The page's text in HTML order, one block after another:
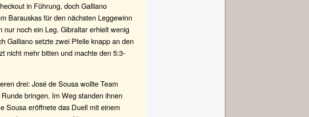
in Führung, doch Galliano
Barauskas für den nächsten Leggewinn
noch ein Leg. Gibraltar erhielt wenig
Galliano setzte zwei Pfeile knapp an den
nicht mehr bitten und machte den 5:3-
drei: José de Sousa wollte Team
bringen. Im Weg standen ihnen
Sousa eröffnete das Duell mit einem